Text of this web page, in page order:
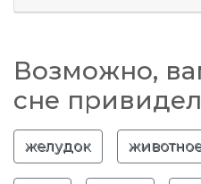
Возможно,
сне
желудок